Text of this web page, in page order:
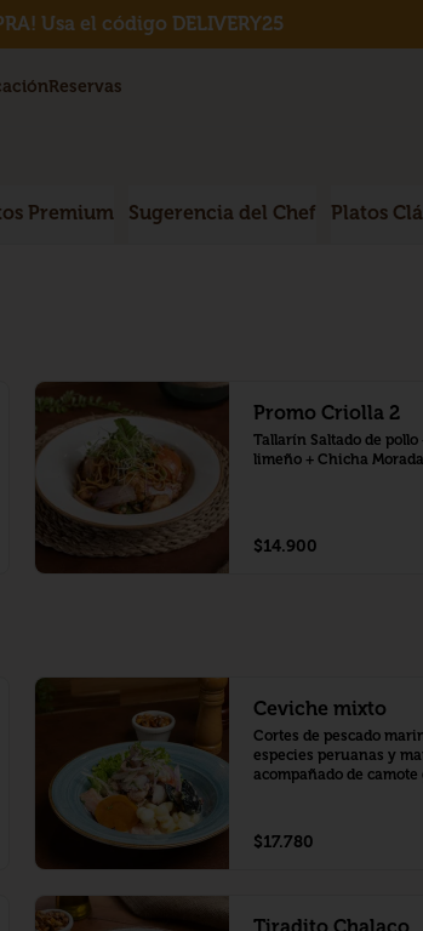
Usa el código DELIVERY25
Reservas
Premium Sugerencia del Chef Platos
Promo Criolla 2
Tallarín Saltado de pollo
limeño + Chicha Morada
$14.900
Ceviche mixto
Cortes de pescado
especies peruanas y
acompañado de camote
$17.780